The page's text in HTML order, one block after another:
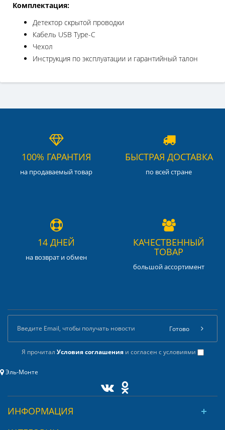
Комплектация:
Детектор скрытой проводки
Кабель USB Type-C
Чехол
Инструкция по эксплуатации и гарантийный талон
100% ГАРАНТИЯ
на продаваемый товар
БЫСТРАЯ ДОСТАВКА
по всей стране
14 ДНЕЙ
на возврат и обмен
КАЧЕСТВЕННЫЙ
ТОВАР
большой ассортимент
Я прочитал Условия соглашенияи согласен с условиями
Готово
Эль-Монте
ИНФОРМАЦИЯ